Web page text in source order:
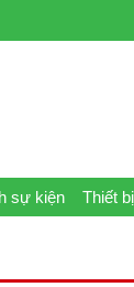
sự kiện Thiết bị